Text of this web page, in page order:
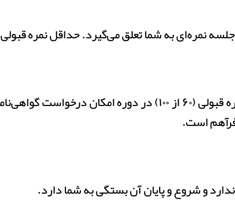
به شما تعلق می‌گیرد. حداقل نمره قبولی ۶۰ از ۱۰۰ (شصت از صد) است.
سامانه حامیم از بخش «
است.
و شروع و پایان آن بستگی به شما دارد.